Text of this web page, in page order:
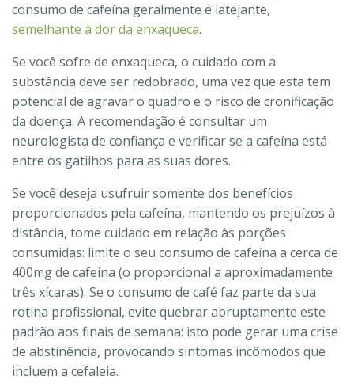
consumo de cafeína geralmente é latejante,
semelhante à dor da enxaqueca.
Se você sofre de enxaqueca, o cuidado com a
substância deve ser redobrado, uma vez que esta tem
potencial de agravar o quadro e o risco de cronificação
da doença. A recomendação é consultar um
neurologista de confiança e verificar se a cafeína está
entre os gatilhos para as suas dores.
Se você deseja usufruir somente dos benefícios
proporcionados pela cafeína, mantendo os prejuízos à
distância, tome cuidado em relação às porções
consumidas: limite o seu consumo de cafeína a cerca de
400mg de cafeína (o proporcional a aproximadamente
três xícaras). Se o consumo de café faz parte da sua
rotina profissional, evite quebrar abruptamente este
padrão aos finais de semana: isto pode gerar uma crise
de abstinência, provocando sintomas incômodos que
incluem a cefaleia.